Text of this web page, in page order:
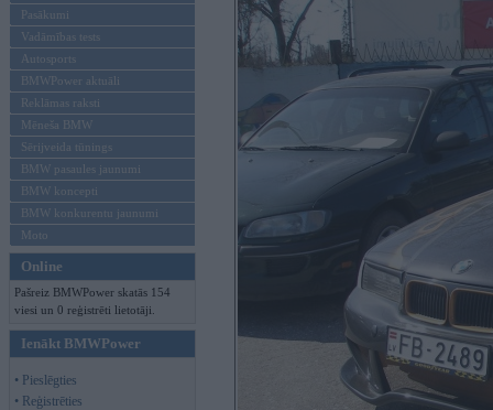
Pasākumi
Vadāmības tests
Autosports
BMWPower aktuāli
Reklāmas raksti
Mēneša BMW
Sērijveida tūnings
BMW pasaules jaunumi
BMW koncepti
BMW konkurentu jaunumi
Moto
Online
Pašreiz BMWPower skatās 154
viesi un 0 reģistrēti lietotāji.
Ienākt BMWPower
• Pieslēgties
• Reģistrēties